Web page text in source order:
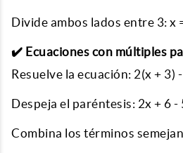
Divide ambos lados entre 3: x
✔️ Ecuaciones con múltiples
Resuelve la ecuación: 2(x + 3)
Despeja el paréntesis: 2x + 6 -
Combina los términos